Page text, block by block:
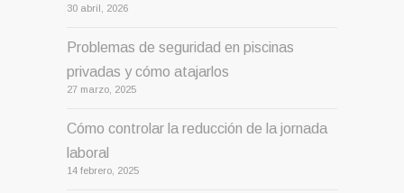
30 abril, 2026
Problemas de seguridad en piscinas
privadas y cómo atajarlos
27 marzo, 2025
Cómo controlar la reducción de la jornada
laboral
14 febrero, 2025